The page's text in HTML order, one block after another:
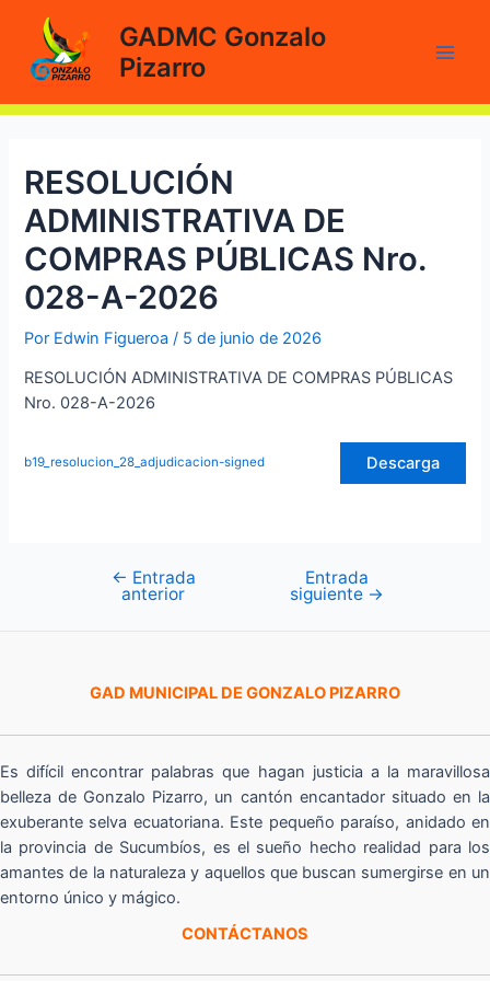
contenido
GADMC Gonzalo
Pizarro
RESOLUCIÓN
ADMINISTRATIVA DE
COMPRAS PÚBLICAS Nro.
028-A-2026
Por Edwin Figueroa/ 5 de junio de 2026
RESOLUCIÓN ADMINISTRATIVA DE COMPRAS PÚBLICAS
Nro. 028-A-2026
b19_resolucion_28_adjudicacion-signed Descarga
Navegación
← Entrada
anterior
Entrada
siguiente →
GAD MUNICIPAL DE GONZALO PIZARRO
Es difícil encontrar palabras que hagan justicia a la maravillosa
belleza de Gonzalo Pizarro, un cantón encantador situado en la
exuberante selva ecuatoriana. Este pequeño paraíso, anidado en
la provincia de Sucumbíos, es el sueño hecho realidad para los
amantes de la naturaleza y aquellos que buscan sumergirse en un
entorno único y mágico.
CONTÁCTANOS